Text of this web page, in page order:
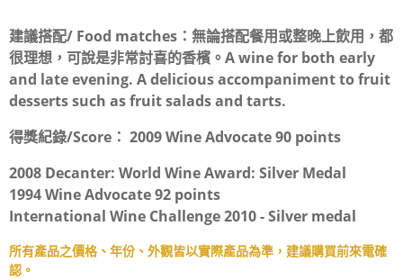
建議搭配/ Food matches： 無論搭配餐用或整晚上飲用，都
很理想，可說是非常討喜的香檳。A wine for both early
and late evening. A delicious accompaniment to fruit
desserts such as fruit salads and tarts.
得獎紀錄/Score： 2009 Wine Advocate 90 points
2008 Decanter: World Wine Award: Silver Medal
1994 Wine Advocate 92 points
International Wine Challenge 2010 - Silver medal
所有產品之價格、年份、外觀皆以實際產品為準，建議購買前來電確
認。